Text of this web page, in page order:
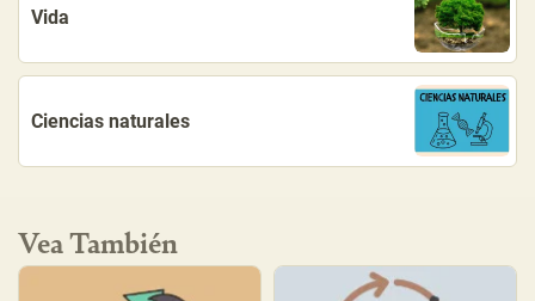
Vida
Ciencias naturales
Vea También